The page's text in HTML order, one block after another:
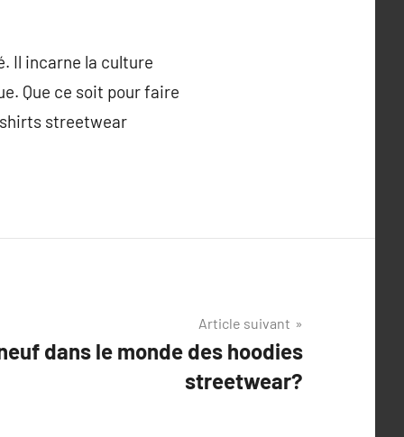
Il incarne la culture
Que ce soit pour faire
streetwear
Article suivant
dans le monde des hoodies
streetwear?